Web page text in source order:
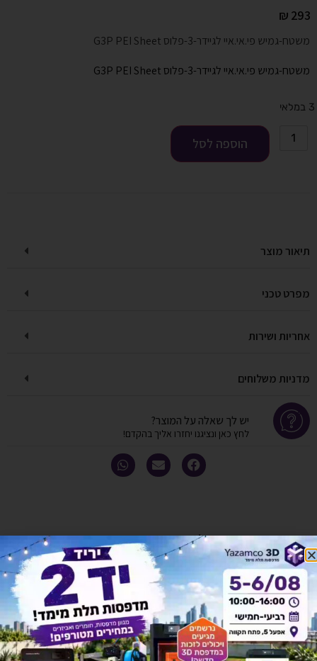
₪ 293
משטח-גמיש פי.אי.איי לגיידר-3-פלוס G3P PEI Sheet
משטח-גמיש פי.אי.איי לגיידר-3-פלוס G3P PEI Sheet
3 במלאי
הוספה לסל
תיאור מוצר
מפרט טכני
אחריות ושירות
מדניות משלוחים
יש לך שאלה על המוצר?
לחץ כאן ונציגנו יחזרו אליך בהקדם!
אולי יעניין אותך גם